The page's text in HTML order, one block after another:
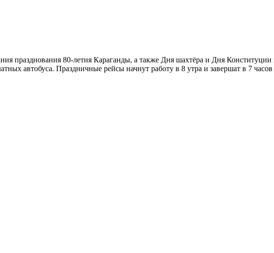
празднования 80-летия Караганды, а также Дня шахтёра и Дня
автобуса. Праздничные рейсы начнут работу в 8 утра и завершат в 7